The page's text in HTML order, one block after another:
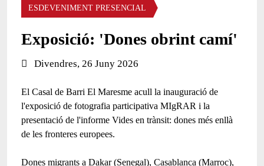
b
k
ESDEVENIMENT PRESENCIAL
Exposició: 'Dones obrint camí'
Data de l'esdeveniment:
Divendres, 26 Juny 2026
El Casal de Barri El Maresme acull la inauguració de
l'exposició de fotografia participativa MIgRAR i la
presentació de l'informe Vides en trànsit: dones més enllà
de les fronteres europees.
Dones migrants a Dakar (Senegal), Casablanca (Marroc),